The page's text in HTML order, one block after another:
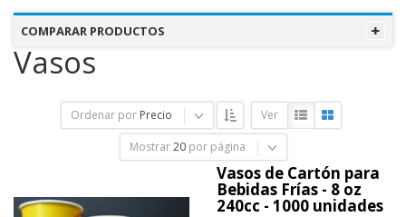
COMPARAR PRODUCTOS
Vasos
Ordenar por Precio Ver
Mostrar 20 por página
Vasos de Cartón para
Bebidas Frías - 8 oz
240cc - 1000 unidades